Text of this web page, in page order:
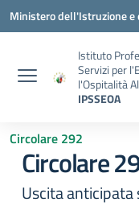
Vai ai contenuti
Vai al menu di navigazione
Vai al footer
Ministero dell'Istruzione e
Istituto
Servizi per
l'Ospitalità
IPSSEOA
Circolare 292
Circolare
Uscita